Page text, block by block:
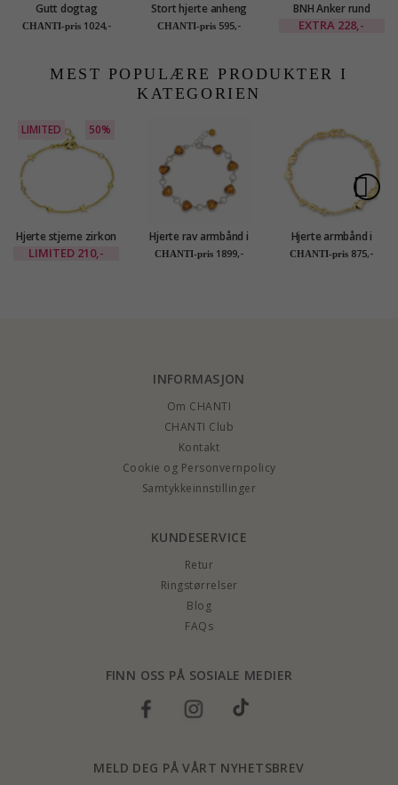
Gutt dogtag
Navnehalskjede med
CHANTI-pris 1024,-
Stort hjerte anheng
med halskjede i sølv
CHANTI-pris 595,-
BNH Anker rund
halskjede i sølv 42 cm
EXTRA 228,-
MEST POPULÆRE PRODUKTER I
KATEGORIEN
LIMITED 50%
Hjerte stjerne zirkon
armbånd i forgylt
LIMITED 210,-
Hjerte rav armbånd i
sølv
CHANTI-pris 1899,-
Hjerte armbånd i
forgylt sølv med
CHANTI-pris 875,-
INFORMASJON
Om CHANTI
CHANTI Club
Kontakt
Cookie og Personvernpolicy
Samtykkeinnstillinger
KUNDESERVICE
Retur
Ringstørrelser
Blog
FAQs
FINN OSS PÅ SOSIALE MEDIER
MELD DEG PÅ VÅRT NYHETSBREV